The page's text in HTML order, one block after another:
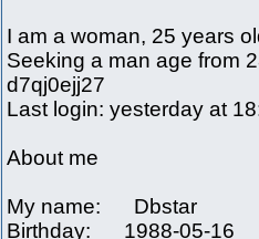
I am a woman, 25 years
Seeking a man age from
d7qj0ejj27
Last login: yesterday at
About me
My name: Dbstar
Birthday: 1988-05-16